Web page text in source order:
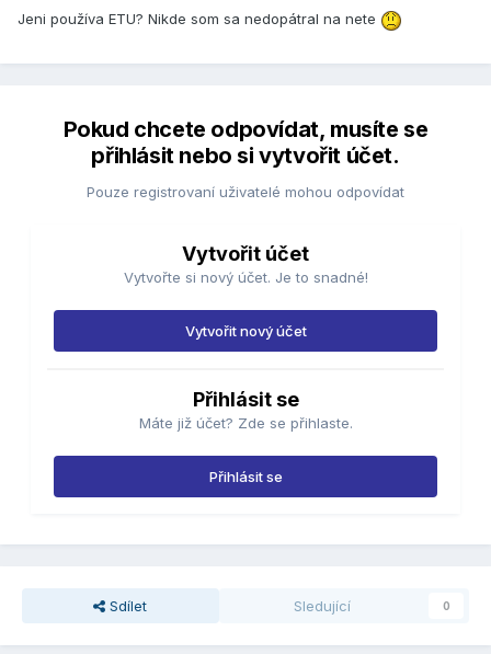
Jeni používa ETU? Nikde som sa nedopátral na nete
Pokud chcete odpovídat, musíte se
přihlásit nebo si vytvořit účet.
Pouze registrovaní uživatelé mohou odpovídat
Vytvořit účet
Vytvořte si nový účet. Je to snadné!
Vytvořit nový účet
Přihlásit se
Máte již účet? Zde se přihlaste.
Přihlásit se
Sdílet Sledující 0